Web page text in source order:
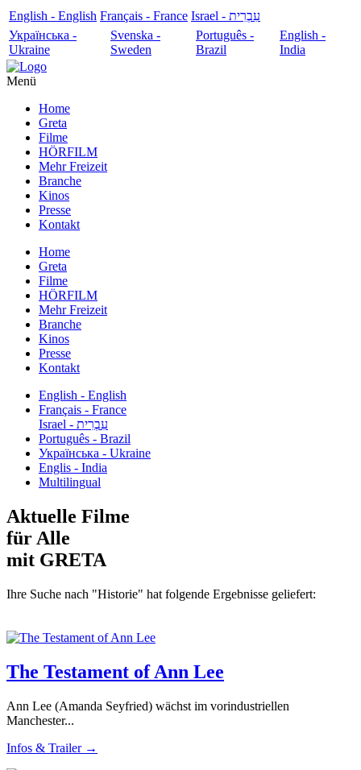
English - English Français - France
עִבְרִית - Israel
Українська -
Ukraine
Svenska -
Sweden
Português -
Brazil
English -
India
Menü
Home
Greta
Filme
HÖRFILM
Mehr Freizeit
Branche
Kinos
Presse
Kontakt
Home
Greta
Filme
HÖRFILM
Mehr Freizeit
Branche
Kinos
Presse
Kontakt
English - English
Français - France
עִבְרִית - Israel
Português - Brazil
Українська - Ukraine
Englis - India
Multilingual
Aktuelle Filme
für Alle
mit GRETA
Ihre Suche nach "Historie" hat folgende Ergebnisse geliefert:
The Testament of Ann Lee
Ann Lee (Amanda Seyfried) wächst im vorindustriellen
Manchester...
Infos & Trailer →